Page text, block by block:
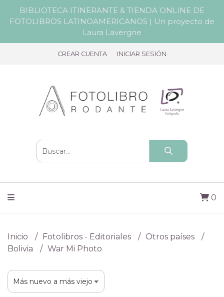
BIBLIOTECA ITINERANTE & TIENDA ONLINE DE
FOTOLIBROS LATINOAMERICANOS | Un proyecto de
Laura Lavergne
CREAR CUENTA INICIAR SESIÓN
0
Inicio Fotolibros - Editoriales
Otros países
Bolivia
War Mi Photo